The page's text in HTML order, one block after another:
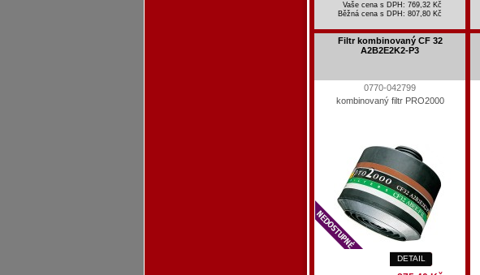
Vaše cena s DPH: 769,32 Kč
Běžná cena s DPH: 807,80 Kč
Filtr kombinovaný CF 32
A2B2E2K2-P3
0770-042799
kombinovaný filtr PRO2000
DETAIL